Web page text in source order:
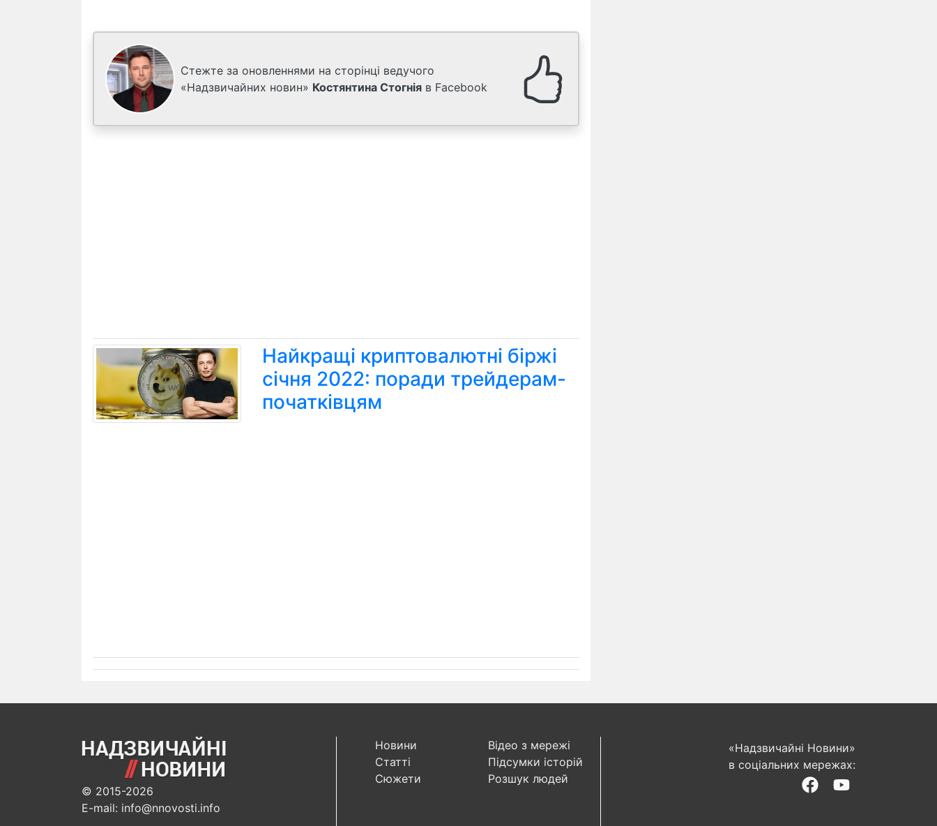
Стежте за оновленнями на сторінці ведучого
«Надзвичайних новин» Костянтина Стогнія в Facebook
Найкращі криптовалютні біржі
січня 2022: поради трейдерам-
початківцям
© 2015-2026
E-mail: info@nnovosti.info
Новини
Статті
Сюжети
Відео з мережі
Підсумки історій
Розшук людей
«Надзвичайні Новини»
в соціальних мережах: